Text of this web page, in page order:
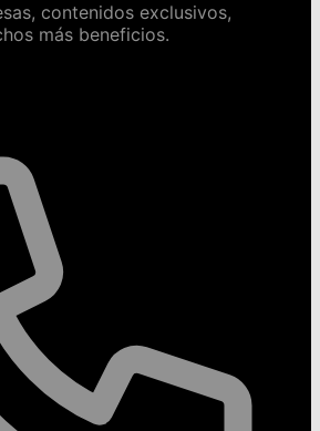
contenidos exclusivos,
más beneficios.